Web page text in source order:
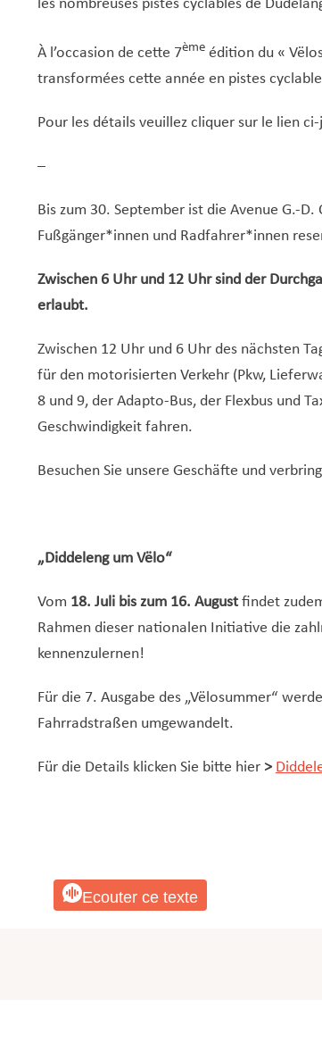
les nombreuses pistes cyclables de
À l’occasion de cette 7èmeédition du «
transformées cette année en pistes
Pour les détails veuillez cliquer sur le lien
–
Bis zum 30. September ist die Avenue G.-
Fußgänger*innen und Radfahrer*innen
Zwischen 6 Uhr und 12 Uhr sind der
erlaubt.
Zwischen 12 Uhr und 6 Uhr des nächsten
für den motorisierten Verkehr (Pkw,
8 und 9, der Adapto-Bus, der Flexbus und
Geschwindigkeit fahren.
Besuchen Sie unsere Geschäfte und
„Diddeleng um Vëlo“
Vom 18. Juli bis zum 16. Augustfindet
Rahmen dieser nationalen Initiative die
kennenzulernen!
Für die 7. Ausgabe des „Vëlosummer“
Fahrradstraßen umgewandelt.
Für die Details klicken Sie bitte hier >
Ecouter ce texte